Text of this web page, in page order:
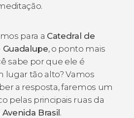
para a Catedral de
Guadalupe, o ponto mais
sabe por que ele é
tão alto? Vamos
a resposta, faremos um
pelas principais ruas da
Avenida Brasil.